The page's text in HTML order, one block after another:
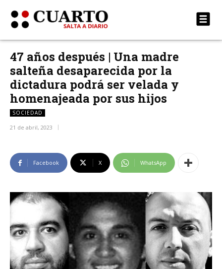
47 años después | Una madre
salteña desaparecida por la
dictadura podrá ser velada y
homenajeada por sus hijos
SOCIEDAD
21 de abril, 2023
Facebook X WhatsApp